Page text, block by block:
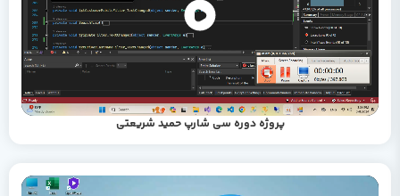
پروژه دوره سی شارپ حمید شریعتی